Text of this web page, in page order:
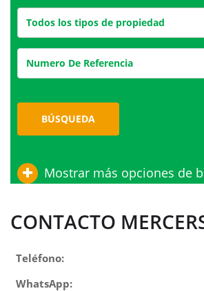
Todos los tipos de propiedad
BÚSQUEDA
Mostrar más opciones de
CONTACTO
Teléfono:
WhatsApp: